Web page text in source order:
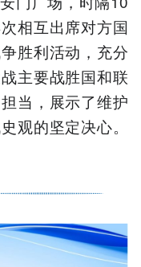
相互出席对方国
胜利活动，充分
主要战胜国和联
当，展示了维护
观的坚定决心。